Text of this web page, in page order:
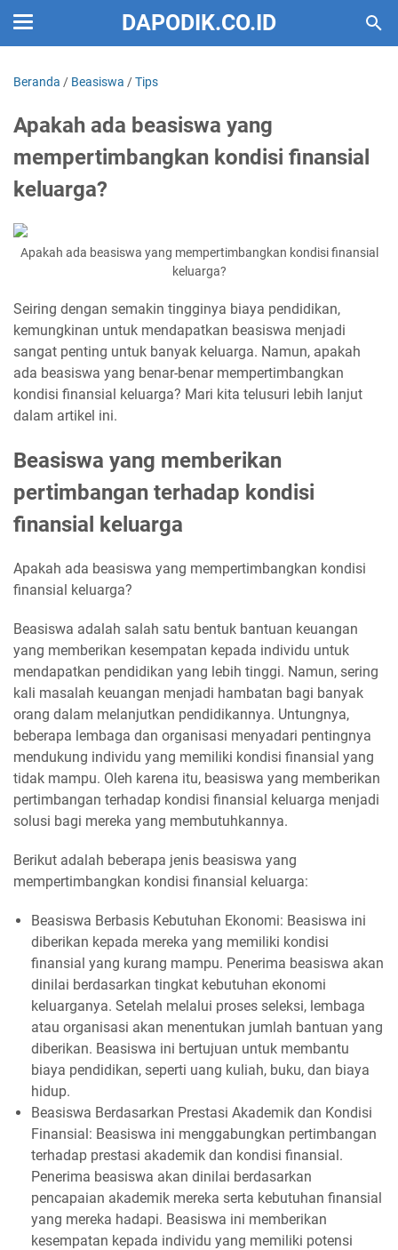
DAPODIK.CO.ID
Beranda / Beasiswa /Tips
Apakah ada beasiswa yang
mempertimbangkan kondisi finansial
keluarga?
Apakah ada beasiswa yang mempertimbangkan kondisi finansial
keluarga?
Seiring dengan semakin tingginya biaya pendidikan,
kemungkinan untuk mendapatkan beasiswa menjadi
sangat penting untuk banyak keluarga. Namun, apakah
ada beasiswa yang benar-benar mempertimbangkan
kondisi finansial keluarga? Mari kita telusuri lebih lanjut
dalam artikel ini.
Beasiswa yang memberikan
pertimbangan terhadap kondisi
finansial keluarga
Apakah ada beasiswa yang mempertimbangkan kondisi
finansial keluarga?
Beasiswa adalah salah satu bentuk bantuan keuangan
yang memberikan kesempatan kepada individu untuk
mendapatkan pendidikan yang lebih tinggi. Namun, sering
kali masalah keuangan menjadi hambatan bagi banyak
orang dalam melanjutkan pendidikannya. Untungnya,
beberapa lembaga dan organisasi menyadari pentingnya
mendukung individu yang memiliki kondisi finansial yang
tidak mampu. Oleh karena itu, beasiswa yang memberikan
pertimbangan terhadap kondisi finansial keluarga menjadi
solusi bagi mereka yang membutuhkannya.
Berikut adalah beberapa jenis beasiswa yang
mempertimbangkan kondisi finansial keluarga:
Beasiswa Berbasis Kebutuhan Ekonomi: Beasiswa ini
diberikan kepada mereka yang memiliki kondisi
finansial yang kurang mampu. Penerima beasiswa akan
dinilai berdasarkan tingkat kebutuhan ekonomi
keluarganya. Setelah melalui proses seleksi, lembaga
atau organisasi akan menentukan jumlah bantuan yang
diberikan. Beasiswa ini bertujuan untuk membantu
biaya pendidikan, seperti uang kuliah, buku, dan biaya
hidup.
Beasiswa Berdasarkan Prestasi Akademik dan Kondisi
Finansial: Beasiswa ini menggabungkan pertimbangan
terhadap prestasi akademik dan kondisi finansial.
Penerima beasiswa akan dinilai berdasarkan
pencapaian akademik mereka serta kebutuhan finansial
yang mereka hadapi. Beasiswa ini memberikan
kesempatan kepada individu yang memiliki potensi